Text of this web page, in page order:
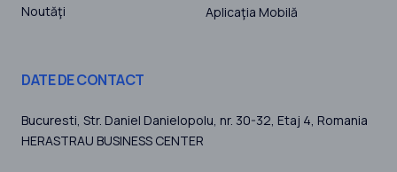
Noutăţi Aplicaţia Mobilă
DATE DE CONTACT
Bucuresti, Str. Daniel Danielopolu, nr. 30-32, Etaj 4, Romania
HERASTRAU BUSINESS CENTER